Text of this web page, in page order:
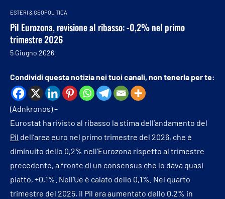
ESTERI & GEOPOLITICA
Pil Eurozona, revisione al ribasso: -0,2% nel primo
trimestre 2026
5 Giugno 2026
Condividi questa notizia nei tuoi canali, non tenerla per te:
(Adnkronos) –
Eurostat ha rivisto al ribasso la stima dell’andamento del
Pil dell’area euro nel primo trimestre del 2026, che è
diminuito dello 0,2% nell’Eurozona rispetto al trimestre
precedente, a fronte di un consensus che lo dava quasi
piatto, +0,1%. Nell’Ue è calato dello 0,1%. Nel quarto
trimestre del 2025, il Pil era aumentato dello 0,2% in